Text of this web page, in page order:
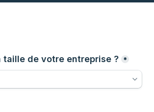
taille de votre entreprise ? *